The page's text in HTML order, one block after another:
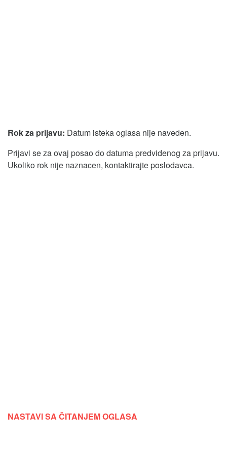
Rok za prijavu: Datum isteka oglasa nije naveden.
Prijavi se za ovaj posao do datuma predvidenog za prijavu.
Ukoliko rok nije naznacen, kontaktirajte poslodavca.
NASTAVI SA ČITANJEM OGLASA